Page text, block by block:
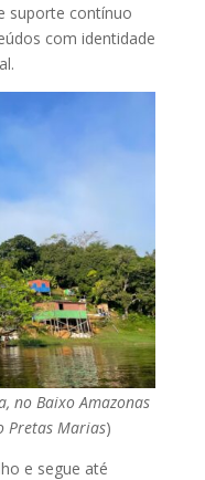
suporte contínuo
com identidade
no Baixo Amazonas
Pretas Marias)
e segue até